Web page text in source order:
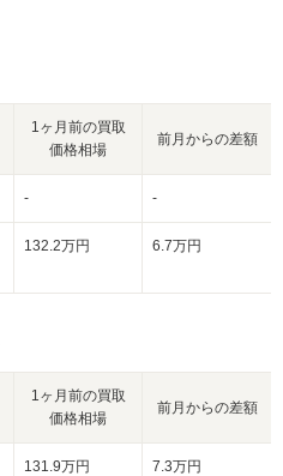
1ヶ月前の買取
価格相場
前月からの差額
- -
132.2万円 6.7万円
1ヶ月前の買取
価格相場
前月からの差額
131.9万円 7.3万円